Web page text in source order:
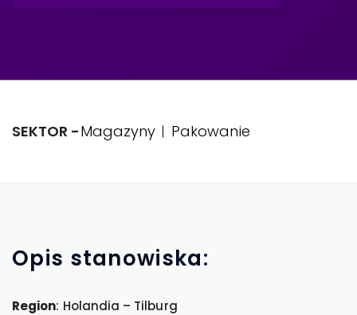
SEKTOR -Magazyny Pakowanie
Opis stanowiska:
Region: Holandia – Tilburg